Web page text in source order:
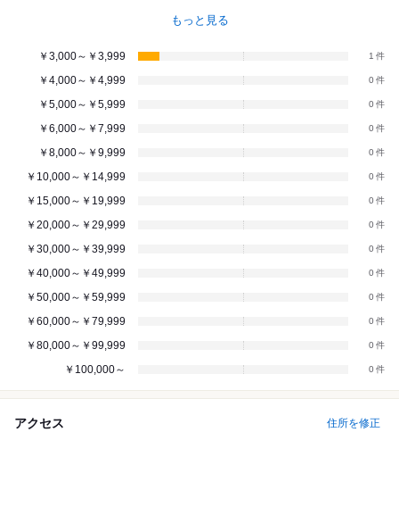
もっと見る
￥3,000～￥3,999 1
￥4,000～￥4,999 0
￥5,000～￥5,999 0
￥6,000～￥7,999 0
￥8,000～￥9,999 0
￥10,000～￥14,999 0
￥15,000～￥19,999 0
￥20,000～￥29,999 0
￥30,000～￥39,999 0
￥40,000～￥49,999 0
￥50,000～￥59,999 0
￥60,000～￥79,999 0
￥80,000～￥99,999 0
￥100,000～ 0
アクセス 住所を修正